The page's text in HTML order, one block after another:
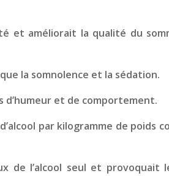
et améliorait la qualité du
la somnolence et la sédation.
et de comportement.
par kilogramme de poids
de l’alcool seul et provoquait